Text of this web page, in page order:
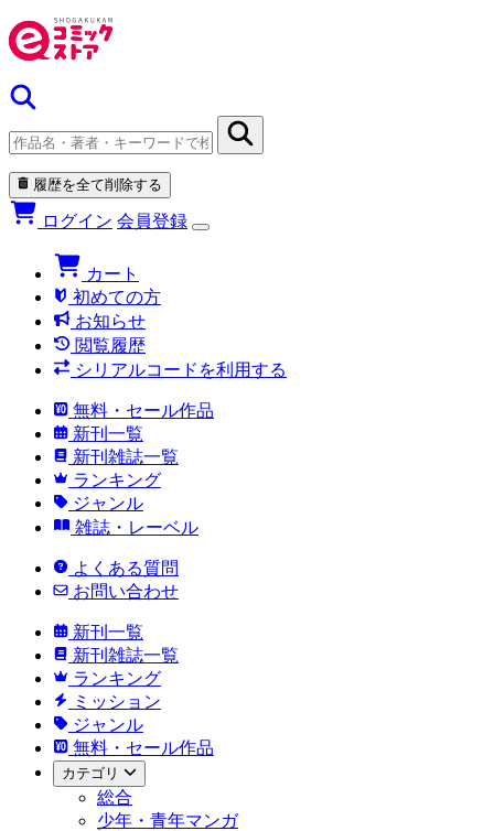
履歴を全て削除する
ログイン 会員登録
カート
初めての方
お知らせ
閲覧履歴
シリアルコードを利用する
無料・セール作品
新刊一覧
新刊雑誌一覧
ランキング
ジャンル
雑誌・レーベル
よくある質問
お問い合わせ
新刊一覧
新刊雑誌一覧
ランキング
ミッション
ジャンル
無料・セール作品
カテゴリ
総合
少年・青年マンガ